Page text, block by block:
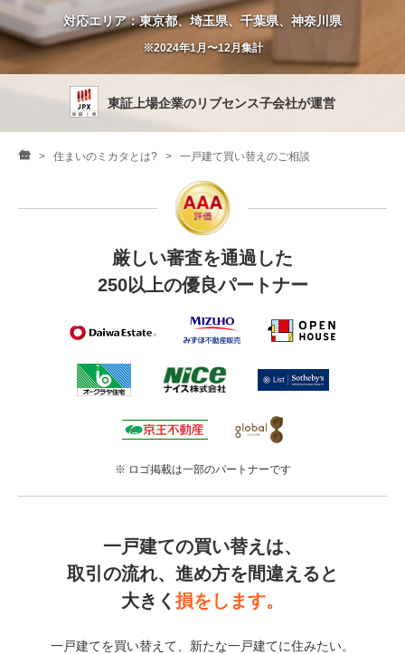
営業時間：10:00〜19:00(土日祝も営業中) 定休日：水
対応エリア：東京都、埼玉県、千葉県、神奈川県
※2024年1月〜12月集計
東証上場企業のリブセンス子会社が運営
住まいのミカタとは? 一戸建て買い替えのご相談
厳しい審査を通過した
250以上の優良パートナー
※ ロゴ掲載は一部のパートナーです
一戸建ての買い替えは、
取引の流れ、進め方を間違えると
大きく 損をします。
一戸建てを買い替えて、新たな一戸建てに住みたい。